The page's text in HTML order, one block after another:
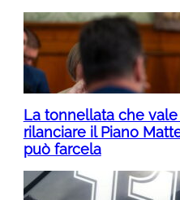
La tonnellata che
rilanciare il Piano
può farcela